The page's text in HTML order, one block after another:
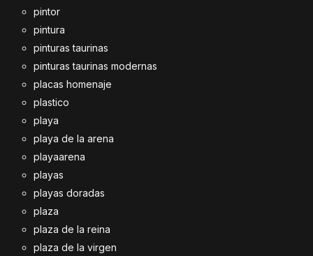
pintor
pintura
pinturas taurinas
pinturas taurinas modernas
placas homenaje
plastico
playa
playa de la arena
playaarena
playas
playas doradas
plaza
plaza de la reina
plaza de la virgen